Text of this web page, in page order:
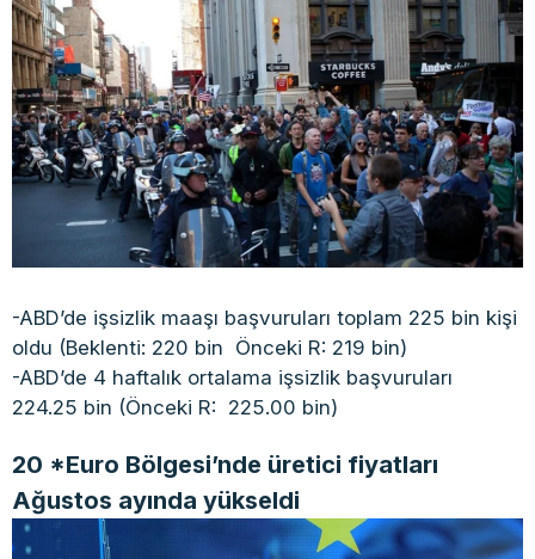
-ABD’de işsizlik maaşı başvuruları toplam 225 bin kişi
oldu (Beklenti: 220 bin Önceki R: 219 bin)
-ABD’de 4 haftalık ortalama işsizlik başvuruları
224.25 bin (Önceki R: 225.00 bin)
20 *Euro Bölgesi’nde üretici fiyatları
Ağustos ayında yükseldi